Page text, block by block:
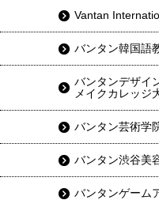
Vantan
バンタン韓国語
バンタンデザイ
メイクカレッジ
バンタン芸術学
バンタン渋谷美
バンタンゲーム